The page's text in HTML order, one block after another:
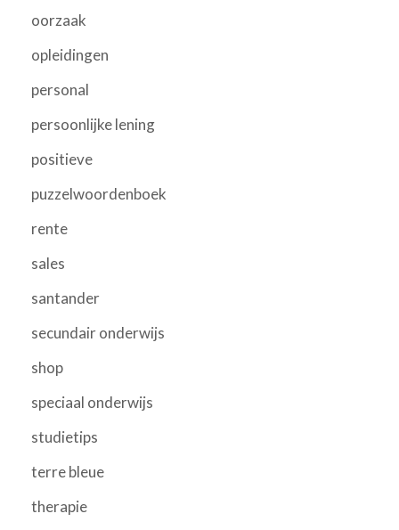
oorzaak
opleidingen
personal
persoonlijke lening
positieve
puzzelwoordenboek
rente
sales
santander
secundair onderwijs
shop
speciaal onderwijs
studietips
terre bleue
therapie